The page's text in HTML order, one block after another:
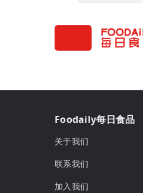
Foodaily每日食品
关于我们
联系我们
加入我们